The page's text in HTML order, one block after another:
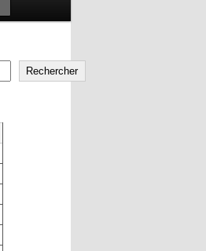
Rechercher